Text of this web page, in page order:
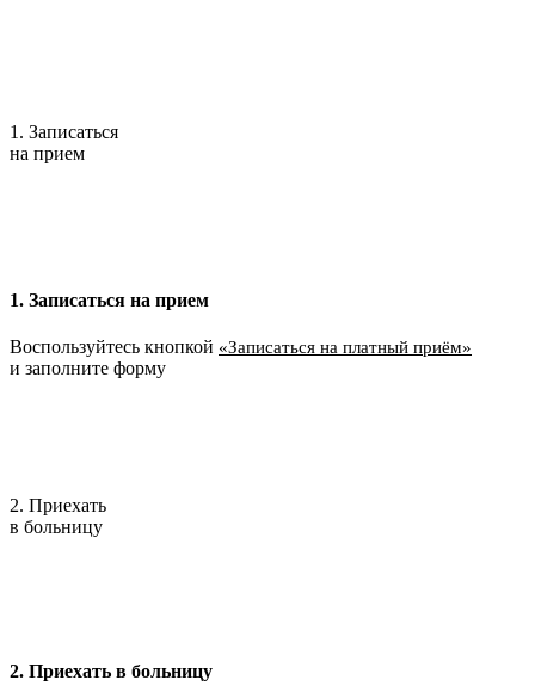
1. Записаться
на прием
1. Записаться на прием
Воспользуйтесь кнопкой «Записаться на платный приём»
и заполните форму
2. Приехать
в больницу
2. Приехать в больницу